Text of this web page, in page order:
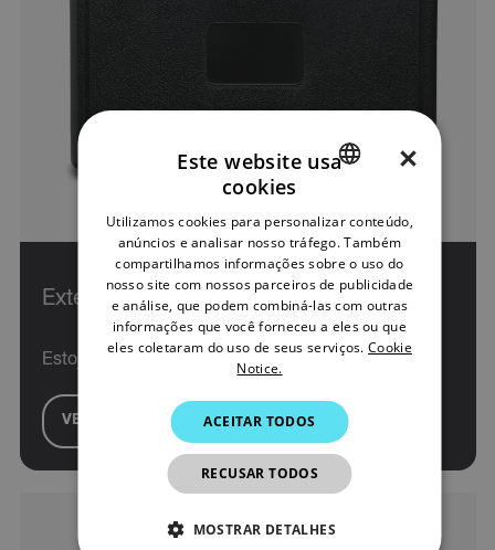
Extech CA904
Estojo rígido de plástico para transporte
VER PRODUTO
GERMAN
FRENCH
SPANISH
PORTUGUESE
KOREAN
JAPANESE
CHINESE
×
Este website usa
cookies
Utilizamos cookies para personalizar conteúdo,
anúncios e analisar nosso tráfego. Também
compartilhamos informações sobre o uso do
nosso site com nossos parceiros de publicidade
e análise, que podem combiná-las com outras
informações que você forneceu a eles ou que
eles coletaram do uso de seus serviços. Cookie
Notice.
ACEITAR TODOS
RECUSAR TODOS
MOSTRAR DETALHES